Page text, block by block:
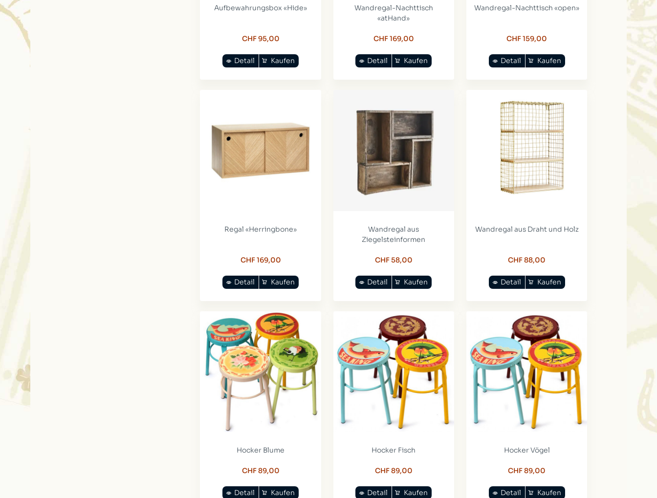
Aufbewahrungsbox «Hide»
CHF 95,00
Kaufen
Detail
Wandregal-Nachttisch
«atHand»
CHF 169,00
Kaufen
Detail
Wandregal-Nachttisch «open»
CHF 159,00
Kaufen
Detail
Regal «Herringbone»
CHF 169,00
Kaufen
Detail
Wandregal aus
Ziegelsteinformen
CHF 58,00
Kaufen
Detail
Wandregal aus Draht und Holz
CHF 88,00
Kaufen
Detail
Hocker Blume
CHF 89,00
Kaufen
Detail
Hocker Fisch
CHF 89,00
Kaufen
Detail
Hocker Vögel
CHF 89,00
Kaufen
Detail